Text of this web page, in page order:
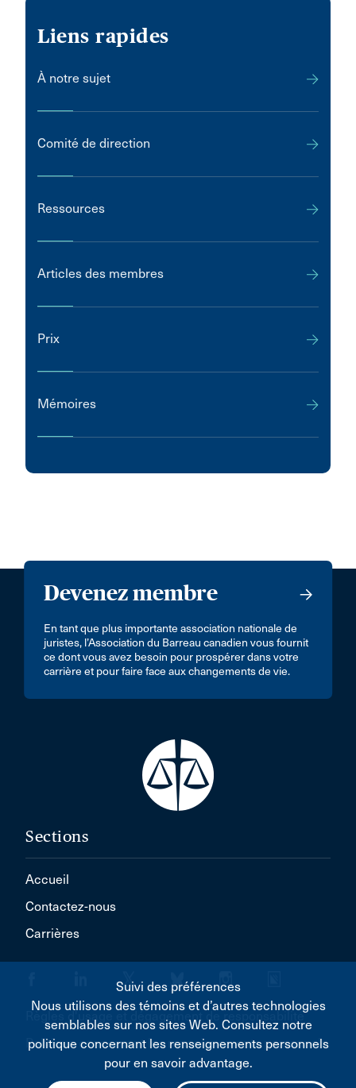
Liens rapides
À notre sujet
Comité de direction
Ressources
Articles des membres
Prix
Mémoires
Devenez membre
En tant que plus importante association nationale de
juristes, l’Association du Barreau canadien vous fournit
ce dont vous avez besoin pour prospérer dans votre
carrière et pour faire face aux changements de vie.
Sections
Accueil
Contactez-nous
Carrières
Règles d'usage et dégagement de responsabilité
Politique concernant les renseignements personnels
Suivi des préférences
Nous utilisons des témoins et d’autres technologies
semblables sur nos sites Web. Consultez notre
politique concernant les renseignements personnels
pour en savoir advantage.